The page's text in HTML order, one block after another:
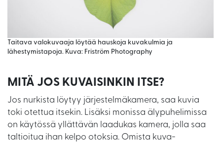
Taitava valokuvaaja löytää hauskoja kuvakulmia ja
lähestymistapoja. Kuva: Friström Photography
MITÄ JOS KUVAISINKIN ITSE?
Jos nurkista löytyy järjestelmäkamera, saa kuvia
toki otettua itsekin. Lisäksi monissa älypuhelimissa
on käytössä yllättävän laadukas kamera, jolla saa
taltioitua ihan kelpo otoksia. Omista kuva-